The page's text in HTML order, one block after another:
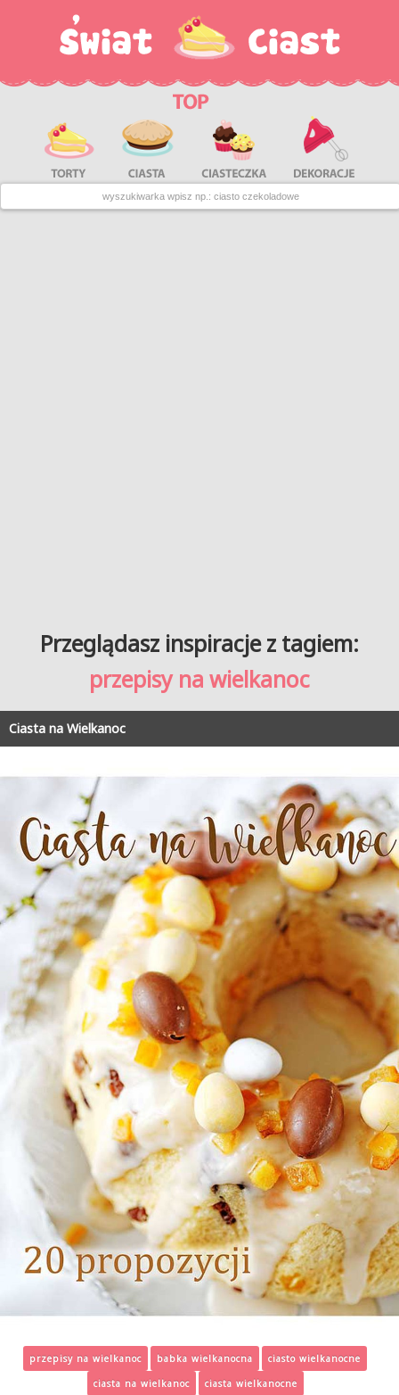
Przeglądasz inspiracje z tagiem:
przepisy na wielkanoc
Ciasta na Wielkanoc
przepisy na wielkanoc babka wielkanocna
ciasto wielkanocne
ciasta na wielkanoc
ciasta wielkanocne